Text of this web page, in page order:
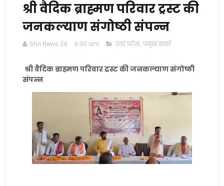
श्री वैदिक ब्राह्मण परिवार ट्रस्ट की
जनकल्याण संगोष्ठी संपन्न
Shri News 24 9:30 am उत्तर प्रदेश, प्रमुख खबरें
श्री वैदिक ब्राह्मण परिवार ट्रस्ट की जनकल्याण संगोष्ठी
संपन्न